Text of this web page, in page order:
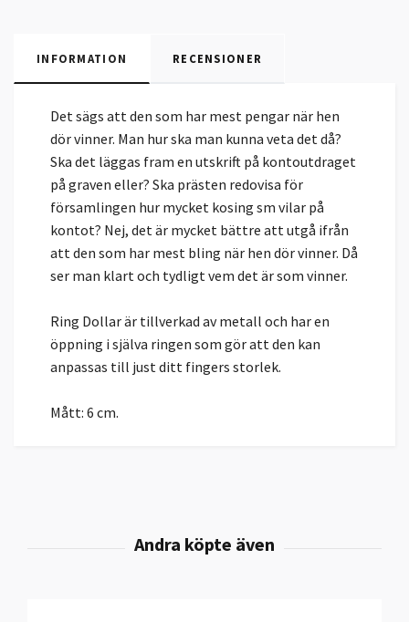
INFORMATION RECENSIONER
Det sägs att den som har mest pengar när hen
dör vinner. Man hur ska man kunna veta det då?
Ska det läggas fram en utskrift på kontoutdraget
på graven eller? Ska prästen redovisa för
församlingen hur mycket kosing sm vilar på
kontot? Nej, det är mycket bättre att utgå ifrån
att den som har mest bling när hen dör vinner. Då
ser man klart och tydligt vem det är som vinner.
Ring Dollar är tillverkad av metall och har en
öppning i själva ringen som gör att den kan
anpassas till just ditt fingers storlek.
Mått: 6 cm.